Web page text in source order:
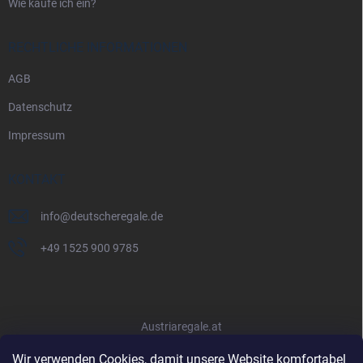
Wir verwenden Cookies, damit unsere Website komfortabel
Wie kaufe ich ein?
RECHTLICHE INFORMATIONEN
AGB
Datenschutz
Impressum
KONTAKT
info@deutscheregale.de
+49 1525 900 9785
Austriaregale.at